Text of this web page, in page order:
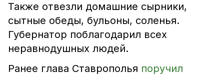
Также отвезли домашние сырники,
сытные обеды, бульоны, соленья.
Губернатор поблагодарил всех
неравнодушных людей.
Ранее глава Ставрополья поручил